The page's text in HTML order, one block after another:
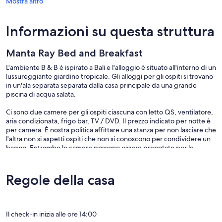
Informazioni su questa struttura
Manta Ray Bed and Breakfast
L'ambiente B & B è ispirato a Bali e l'alloggio è situato all'interno di un
lussureggiante giardino tropicale. Gli alloggi per gli ospiti si trovano
in un'ala separata separata dalla casa principale da una grande
piscina di acqua salata.
Ci sono due camere per gli ospiti ciascuna con letto QS, ventilatore,
aria condizionata, frigo bar, TV / DVD. Il prezzo indicato per notte è
per camera. È nostra politica affittare una stanza per non lasciare che
l'altra non si aspetti ospiti che non si conoscono per condividere un
bagno. Entrambe le camere possono essere prenotate per le
scontata. Contattaci per chiedere il prezzo speciale al momento
della prenotazione di 2 camere. La tariffa per la notte include una
Gli ospiti hanno pieno uso della piscina e del giardino e sono invitati
a rilassarsi sul lettino o in giardino.
Regole della casa
Il check-in inizia alle ore 14:00